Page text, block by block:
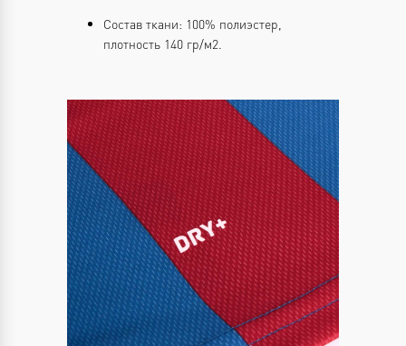
Состав ткани: 100% полиэстер,
плотность 140 гр/м2.